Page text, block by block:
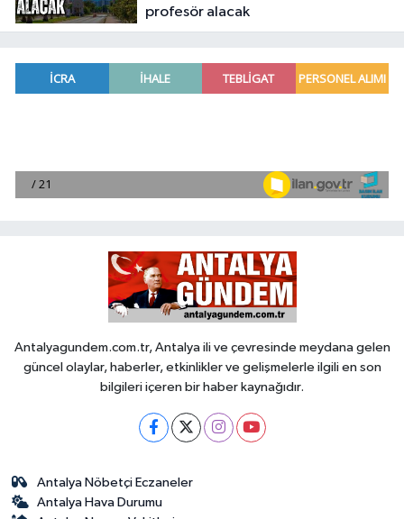
profesör alacak
Antalyagundem.com.tr, Antalya ili ve çevresinde meydana gelen
güncel olaylar, haberler, etkinlikler ve gelişmelerle ilgili en son
bilgileri içeren bir haber kaynağıdır.
Antalya Nöbetçi Eczaneler
Antalya Hava Durumu